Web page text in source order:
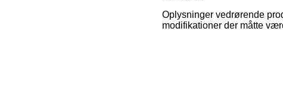
Oplysninger vedrørende
modifikationer der måtte